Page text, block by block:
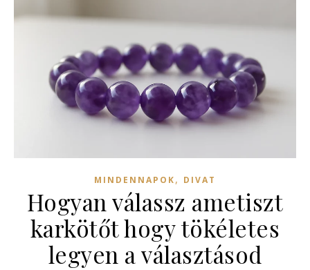
MINDENNAPOK, DIVAT
Hogyan válassz ametiszt
karkötőt hogy tökéletes
legyen a választásod